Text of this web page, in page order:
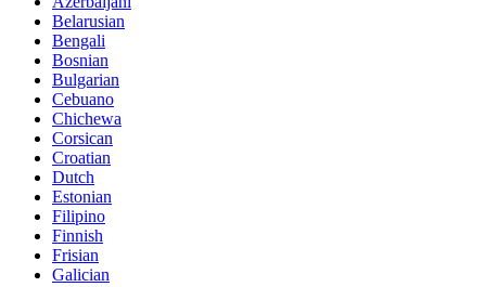
Belarusian
Bengali
Bosnian
Bulgarian
Cebuano
Chichewa
Corsican
Croatian
Dutch
Estonian
Filipino
Finnish
Frisian
Galician